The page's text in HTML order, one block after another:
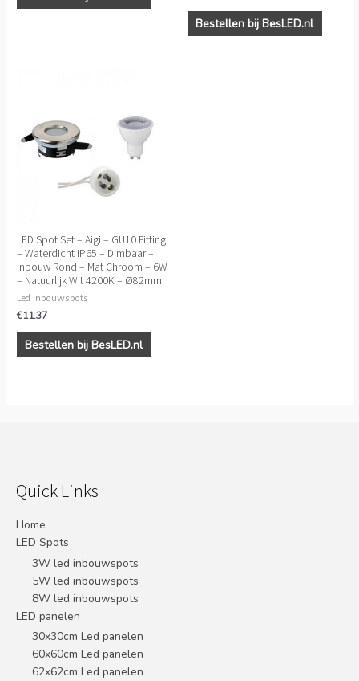
Bestellen bij BesLED.nl
LED Spot Set – Aigi – GU10 Fitting
– Waterdicht IP65 – Dimbaar –
Inbouw Rond – Mat Chroom – 6W
– Natuurlijk Wit 4200K – Ø82mm
Led inbouwspots
€11.37
Bestellen bij BesLED.nl
Quick Links
Home
LED Spots
3W led inbouwspots
5W led inbouwspots
8W led inbouwspots
LED panelen
30x30cm Led panelen
60x60cm Led panelen
62x62cm Led panelen